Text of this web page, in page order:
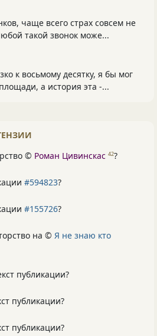
чаще всего страх совсем не
такой звонок може...
к восьмому десятку, я бы мог
а история эта -...
© Роман Цивинскас 42?
#594823?
#155726?
на © Я не знаю кто
публикации?
публикации?
публикации?